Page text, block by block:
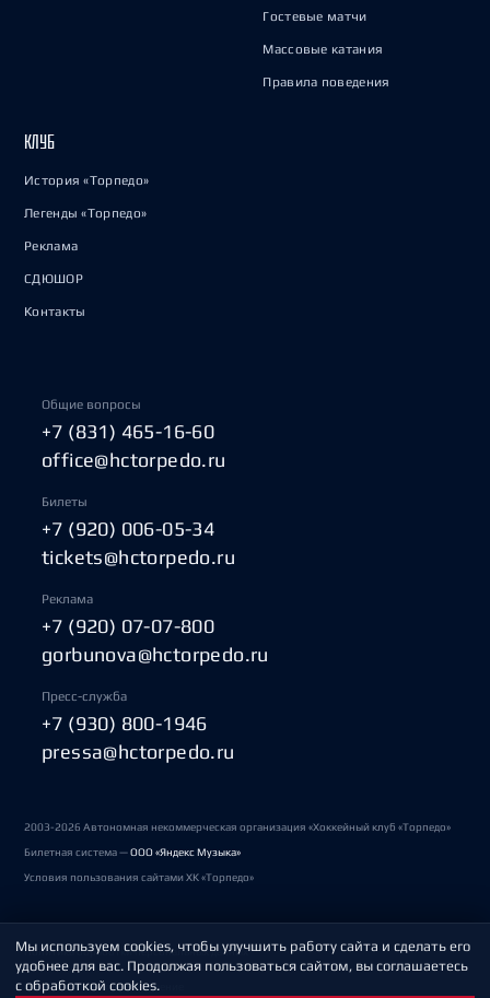
Гостевые матчи
Массовые катания
Правила поведения
КЛУБ
История «Торпедо»
Легенды «Торпедо»
Реклама
СДЮШОР
Контакты
Общие вопросы
+7 (831) 465-16-60
office@hctorpedo.ru
Билеты
+7 (920) 006-05-34
tickets@hctorpedo.ru
Реклама
+7 (920) 07-07-800
gorbunova@hctorpedo.ru
Пресс-служба
+7 (930) 800-1946
pressa@hctorpedo.ru
2003-2026 Автономная некоммерческая организация «Хоккейный клуб «Торпедо»
Билетная система —ООО «Яндекс Музыка»
Условия пользования сайтами ХК «Торпедо»
Политика обработки персональных данных
Пользовательское соглашение
Мы используем cookies, чтобы улучшить работу сайта и сделать его
удобнее для вас. Продолжая пользоваться сайтом, вы соглашаетесь
с обработкой cookies.